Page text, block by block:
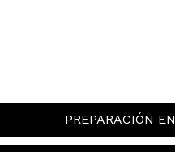
PREPARACIÓN EN